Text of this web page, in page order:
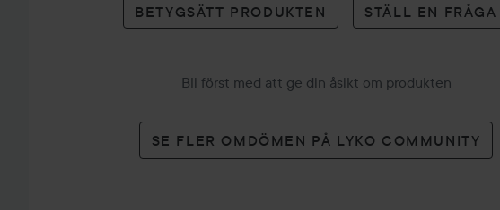
BETYGSÄTT PRODUKTEN STÄLL EN FRÅGA
Bli först med att ge din åsikt om produkten
SE FLER OMDÖMEN PÅ LYKO COMMUNITY